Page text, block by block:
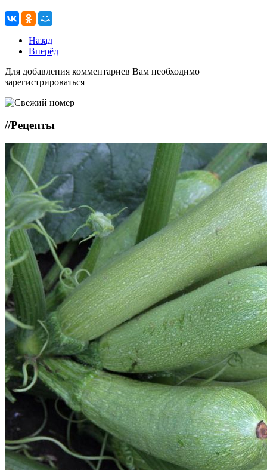
Назад
Вперёд
Для добавления комментариев Вам необходимо
зарегистрироваться
//Рецепты